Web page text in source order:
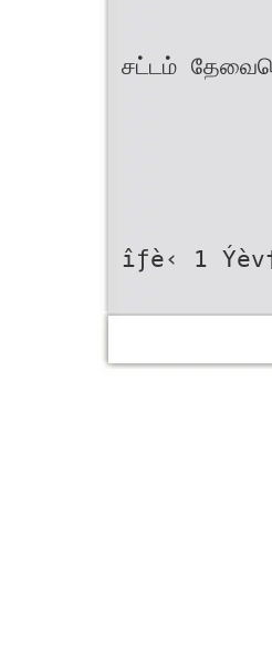
சட்டம்
îƒè‹ 1